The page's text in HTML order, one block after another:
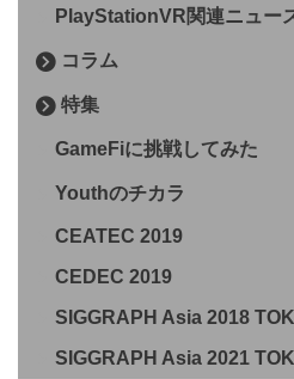
PlayStationVR関連ニュー
コラム
特集
GameFiに挑戦してみた
Youthのチカラ
CEATEC 2019
CEDEC 2019
SIGGRAPH Asia 2018
SIGGRAPH Asia 2021